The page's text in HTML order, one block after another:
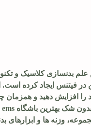
بدنسازی کلاسیک و
در فیتنس ایجاد کرده است.
افزایش دهید و همزمان
وزنه ها و ابزارهای